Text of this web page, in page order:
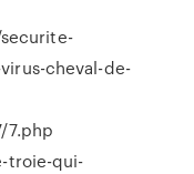
cheval-de-
7.php
troie-qui-